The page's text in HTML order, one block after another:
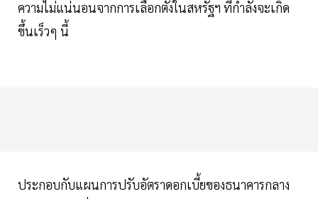
ความไม่แน่นอนจากการเลือกตั้งในสหรัฐฯ ที่กำลังจะเกิด
ขึ้นเร็วๆ นี้
ประกอบกับแผนการปรับอัตราดอกเบี้ยของธนาคารกลาง